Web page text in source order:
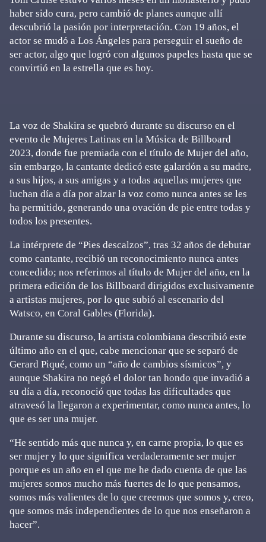
haber sido cura, pero cambió de planes aunque allí
descubrió la pasión por interpretación. Con 19 años, el
actor se mudó a Los Ángeles para perseguir el sueño de
ser actor, algo que logró con algunos papeles hasta que se
convirtió en la estrella que es hoy.
La voz de Shakira se quebró durante su discurso en el
evento de Mujeres Latinas en la Música de Billboard
2023, donde fue premiada con el título de Mujer del año,
sin embargo, la cantante dedicó este galardón a su madre,
a sus hijos, a sus amigas y a todas aquellas mujeres que
luchan día a día por alzar la voz como nunca antes se les
ha permitido, generando una ovación de pie entre todas y
todos los presentes.
La intérprete de “Pies descalzos”, tras 32 años de debutar
como cantante, recibió un reconocimiento nunca antes
concedido; nos referimos al título de Mujer del año, en la
primera edición de los Billboard dirigidos exclusivamente
a artistas mujeres, por lo que subió al escenario del
Watsco, en Coral Gables (Florida).
Durante su discurso, la artista colombiana describió este
último año en el que, cabe mencionar que se separó de
Gerard Piqué, como un “año de cambios sísmicos”, y
aunque Shakira no negó el dolor tan hondo que invadió a
su día a día, reconoció que todas las dificultades que
atravesó la llegaron a experimentar, como nunca antes, lo
que es ser una mujer.
“He sentido más que nunca y, en carne propia, lo que es
ser mujer y lo que significa verdaderamente ser mujer
porque es un año en el que me he dado cuenta de que las
mujeres somos mucho más fuertes de lo que pensamos,
somos más valientes de lo que creemos que somos y, creo,
que somos más independientes de lo que nos enseñaron a
hacer”.